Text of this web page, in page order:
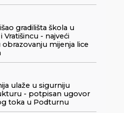
gradilišta škola u
Vratišincu - najveći
mijenja lice
ulaže u sigurniju
- potpisan ugovor
toka u Podturnu